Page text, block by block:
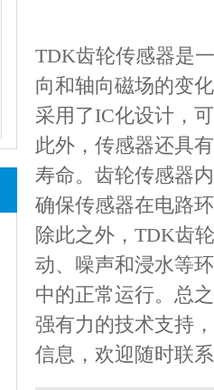
TDK齿轮传感器是
向和轴向磁场的变
采用了IC化设计，
此外，传感器还具
寿命。齿轮传感器
确保传感器在电路
除此之外，TDK齿
动、噪声和浸水等
中的正常运行。总
强有力的技术支持
信息，欢迎随时联